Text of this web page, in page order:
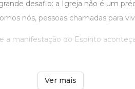
desafio: a Igreja não é um
nós, pessoas chamadas para
a manifestação do Espírito
Ver mais